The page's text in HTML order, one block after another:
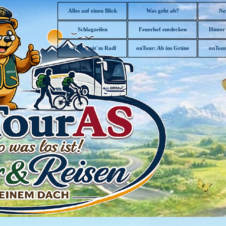
Direkt zum Seiteninhalt
Alles auf einen Blick Was geht ab?
Schlagzeilen ▼
Feuerhof entdecken Hinter
onTour mit´m Radl onTour: Ab ins Grüne